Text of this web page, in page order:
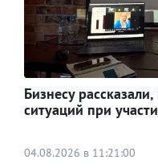
Бизнесу
ситуаций при
04.08.2026 в 11:21:00